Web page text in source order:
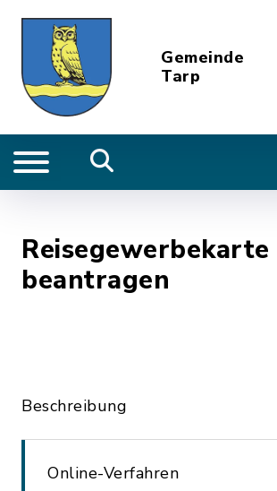
Gemeinde
Tarp
Reisegewerbekarte
beantragen
Beschreibung
Online-Verfahren